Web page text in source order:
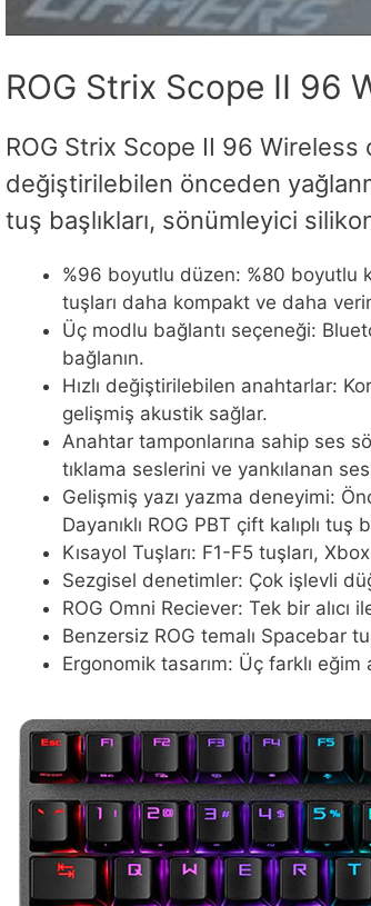
ROG Strix Scope II 96
ROG Strix Scope II 96 Wireless
değiştirilebilen önceden
tuş başlıkları, sönümleyici
%96 boyutlu düzen: %80 boyutlu
tuşları daha kompakt ve daha
Üç modlu bağlantı seçeneği:
bağlanın.
Hızlı değiştirilebilen anahtarlar:
gelişmiş akustik sağlar.
Anahtar tamponlarına sahip ses
tıklama seslerini ve yankılanan
Gelişmiş yazı yazma deneyimi:
Dayanıklı ROG PBT çift kalıplı
Kısayol Tuşları: F1-F5 tuşları,
Sezgisel denetimler: Çok işlevli
ROG Omni Reciever: Tek bir
Benzersiz ROG temalı Spacebar
Ergonomik tasarım: Üç farklı eğim